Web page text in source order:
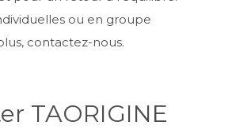
ou en groupe
contactez-nous.
TAORIGINE